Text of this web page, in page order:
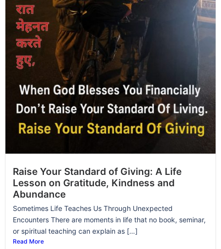
Raise Your Standard of Giving: A Life
Lesson on Gratitude, Kindness and
Abundance
Sometimes Life Teaches Us Through Unexpected
Encounters There are moments in life that no book, seminar,
or spiritual teaching can explain as […]
Read More